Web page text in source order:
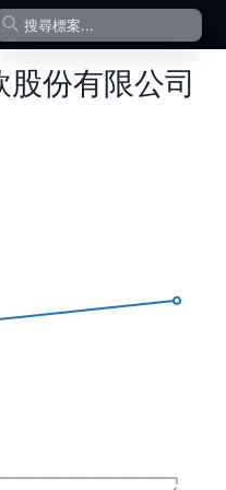
navigation menu
份有限公司